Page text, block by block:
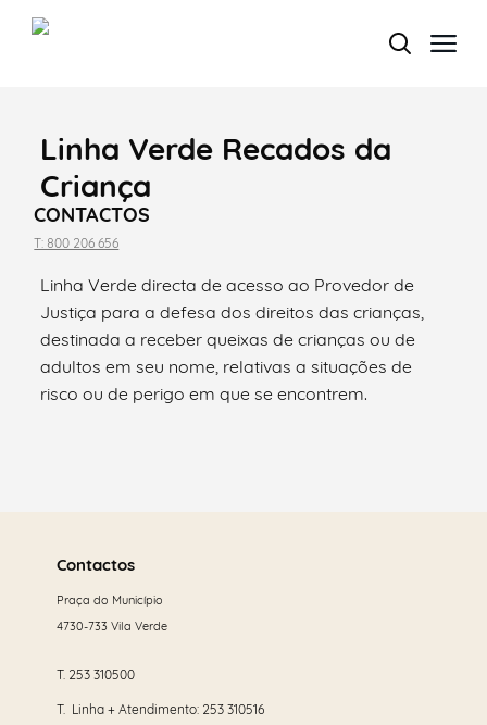
Termo de Pesquisa
Categorias gerais
Linha Verde Recados da
Criança
CONTACTOS
T: 800 206 656
Linha Verde directa de acesso ao Provedor de
Justiça para a defesa dos direitos das crianças,
destinada a receber queixas de crianças ou de
adultos em seu nome, relativas a situações de
risco ou de perigo em que se encontrem.
maisContactos
Praça do Município
4730-733 Vila Verde
T. 253 310500
T. Linha + Atendimento: 253 310516